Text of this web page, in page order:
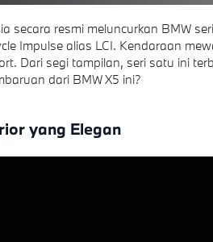
secara resmi meluncurkan BMW
Impulse alias LCI. Kendaraan
Dari segi tampilan, seri satu ini
dari BMW X5 ini?
yang Elegan